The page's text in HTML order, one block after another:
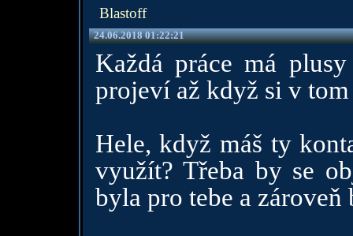
Blastoff
24.06.2018 01:22:21
Každá práce má
projeví až když si v tom
Hele, když máš ty
využít? Třeba by se
byla pro tebe a